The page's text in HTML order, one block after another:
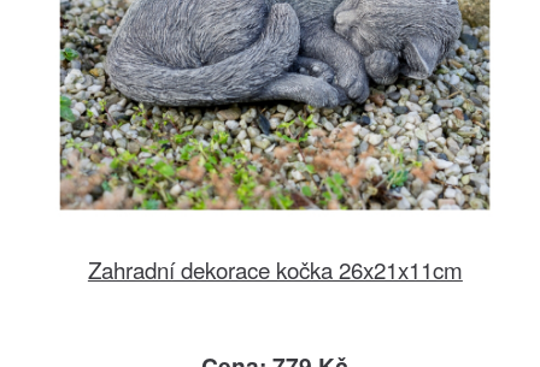
Zahradní dekorace kočka 26x21x11cm